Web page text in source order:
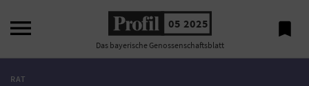
 05 2025
Das bayerische Genossenschaftsblatt

RAT